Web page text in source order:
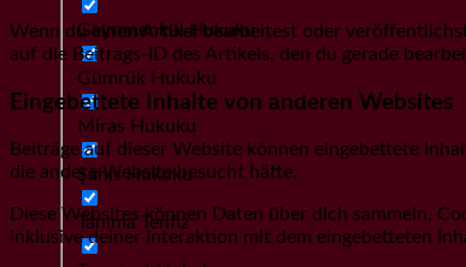
Gayrımenkul Hukuku
Gümrük Hukuku
Miras Hukuku
Şahıs Hukuku
Tanıma Tenfiz
Wenn du einen Artikel bearbeitest oder
auf die Beitrags-ID des Artikels, den du gerade
Eingebettete Inhalte von anderen Websites
Beiträge auf dieser Website können eingebettete
die andere Website besucht hätte.
Diese Websites können Daten über dich sammeln,
inklusive deiner Interaktion mit dem eingebetteten